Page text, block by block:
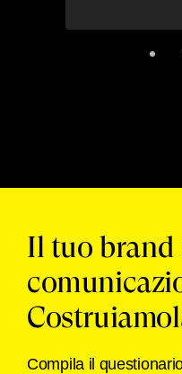
Il tuo
Compila il